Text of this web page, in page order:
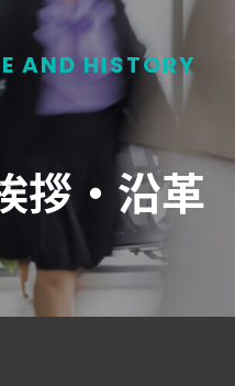
AND HISTORY
拶・沿革